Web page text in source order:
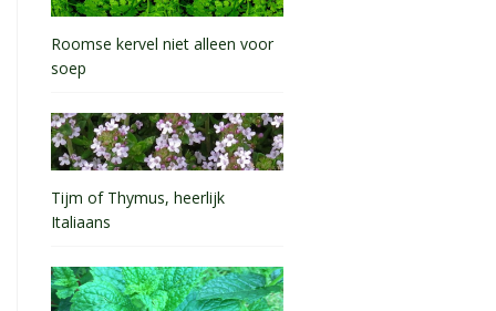
Roomse kervel niet alleen voor
soep
Tijm of Thymus, heerlijk
Italiaans